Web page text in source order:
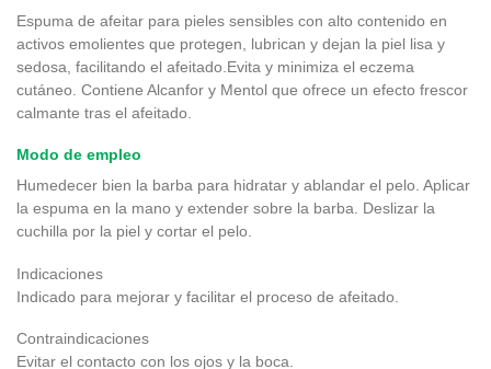
Espuma de afeitar para pieles sensibles con alto contenido en
activos emolientes que protegen, lubrican y dejan la piel lisa y
sedosa, facilitando el afeitado.Evita y minimiza el eczema
cutáneo. Contiene Alcanfor y Mentol que ofrece un efecto frescor
calmante tras el afeitado.
Modo de empleo
Humedecer bien la barba para hidratar y ablandar el pelo. Aplicar
la espuma en la mano y extender sobre la barba. Deslizar la
cuchilla por la piel y cortar el pelo.
Indicaciones
Indicado para mejorar y facilitar el proceso de afeitado.
Contraindicaciones
Evitar el contacto con los ojos y la boca.